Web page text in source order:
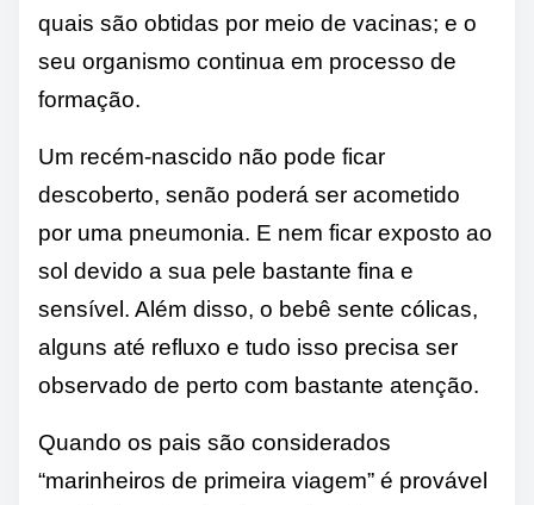
quais são obtidas por meio de vacinas; e o
seu organismo continua em processo de
formação.
Um recém-nascido não pode ficar
descoberto, senão poderá ser acometido
por uma pneumonia. E nem ficar exposto ao
sol devido a sua pele bastante fina e
sensível. Além disso, o bebê sente cólicas,
alguns até refluxo e tudo isso precisa ser
observado de perto com bastante atenção.
Quando os pais são considerados
“marinheiros de primeira viagem” é provável